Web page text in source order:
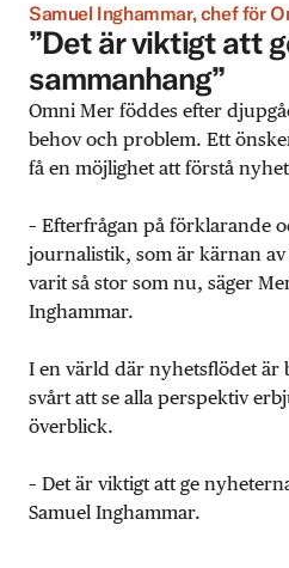
Samuel Inghammar, chef för
”Det är viktigt att
sammanhang”
Omni Mer föddes efter
behov och problem. Ett
få en möjlighet att förstå
– Efterfrågan på förklarande
journalistik, som är kärnan
varit så stor som nu, säger
Inghammar.
I en värld där nyhetsflödet är
svårt att se alla perspektiv
överblick.
– Det är viktigt att ge
Samuel Inghammar.